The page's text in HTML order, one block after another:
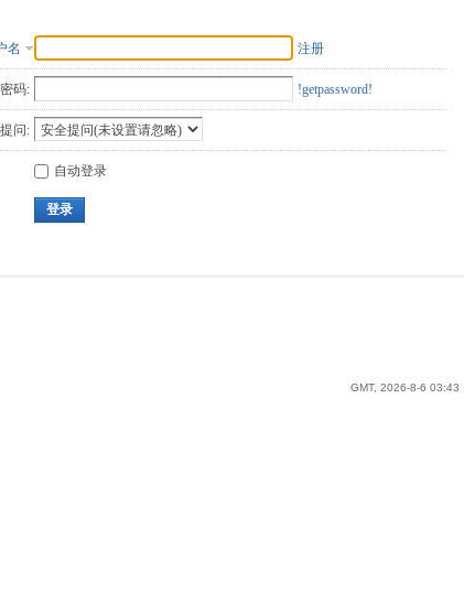
名 注册
密码: !getpassword!
问:
自动登录
登录
GMT, 2026-8-6 03:43